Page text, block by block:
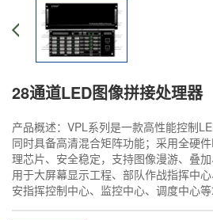
28通道LED图像拼接处理器
产品概述：VPL系列是一款高性能控制
同时具备高清混合矩阵功能；采用全硬
理芯片、安全稳定，支持图像漫游、叠
用于大屏幕显示工程、部队作战指挥中
安指挥控制中心、监控中心、调度中心等